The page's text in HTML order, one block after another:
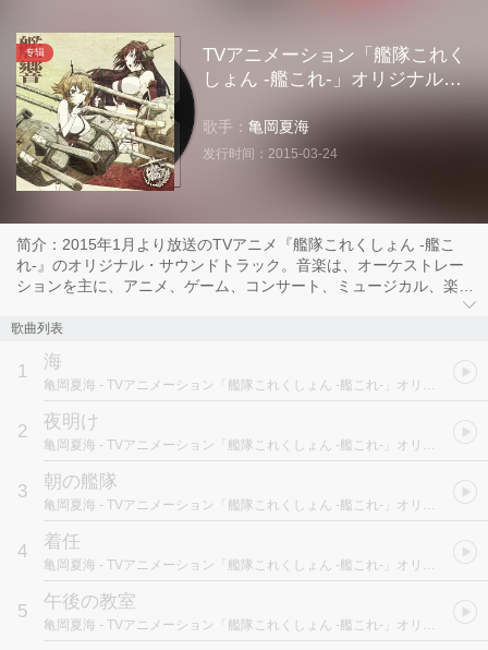
专辑
TVアニメーション「艦隊これく
しょん -艦これ-」オリジナルサ
歌手： 亀岡夏海
发行时间： 2015-03-24
简介：2015年1月より放送のTVアニメ『艦隊これくしょん -艦こ
れ-』のオリジナル・サウンドトラック。音楽は、オーケストレー
ションを主に、アニメ、ゲーム、コンサート、ミュージカル、楽譜
歌曲列表
1 海
亀岡夏海 - TVアニメーション「艦隊これくしょん -艦これ-」オリジナルサウンドトラック “艦響" Vol.1
2 夜明け
亀岡夏海 - TVアニメーション「艦隊これくしょん -艦これ-」オリジナルサウンドトラック “艦響" Vol.1
3 朝の艦隊
亀岡夏海 - TVアニメーション「艦隊これくしょん -艦これ-」オリジナルサウンドトラック “艦響" Vol.1
4 着任
亀岡夏海 - TVアニメーション「艦隊これくしょん -艦これ-」オリジナルサウンドトラック “艦響" Vol.1
5 午後の教室
亀岡夏海 - TVアニメーション「艦隊これくしょん -艦これ-」オリジナルサウンドトラック “艦響" Vol.1